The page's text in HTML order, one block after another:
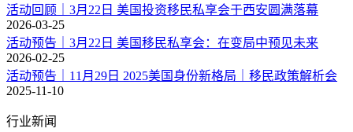
活动回顾｜3月22日 美国投资移民私享会于西安圆满落幕
2026-03-25
活动预告｜3月22日 美国移民私享会：在变局中预见未来
2026-02-25
活动预告｜11月29日 2025美国身份新格局｜移民政策解析会
2025-11-10
行业新闻